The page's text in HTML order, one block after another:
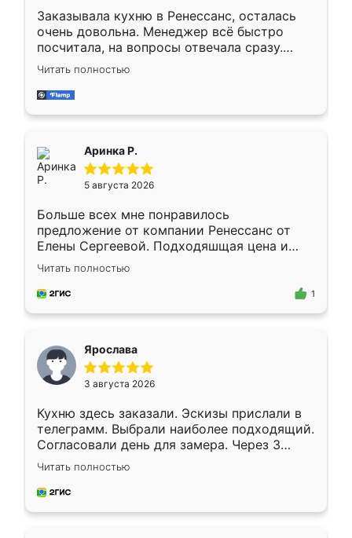
Заказывала кухню в Ренессанс, осталась
очень довольна. Менеджер всё быстро
посчитала, на вопросы отвечала сразу.
Замерщик приехал в субботу, подошёл к
делу со всей ответственностью. Собрали
за день, ребята работали аккуратно, даже
Читать полностью
Аринка Р.
5 августа 2026
Больше всех мне понравилось
предложение от компании Ренессанс от
Елены Сергеевой. Подходяшщая цена и
короткие сроки изготовления. Приехавший
для замера сотрудник Владислав
предложил по моему эскизу самый
Читать полностью
1
Ярослава
3 августа 2026
Кухню здесь заказали. Эскизы прислали в
телеграмм. Выбрали наиболее подходящий.
Согласовали день для замера. Через 3
недели кухня была уже готова. Остались
довольны работой. Спасибо Ренессанс
мебель за качественную работу!
Читать полностью